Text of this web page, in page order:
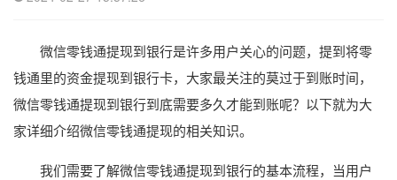
微信零钱通提现到银行是许多用户关心的问题，提到将零
钱通里的资金提现到银行卡，大家最关注的莫过于到账时间，
微信零钱通提现到银行到底需要多久才能到账呢？以下就为大
家详细介绍微信零钱通提现的相关知识。
我们需要了解微信零钱通提现到银行的基本流程，当用户